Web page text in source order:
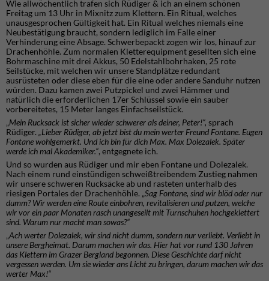
Wie allwöchentlich trafen sich Rüdiger & ich an einem schönen
Freitag um 13 Uhr in Mixnitz zum Klettern. Ein Ritual, welches
unausgesprochen Gültigkeit hat. Ein Ritual welches niemals eine
Neubestätigung braucht, sondern lediglich im Falle einer
Verhinderung eine Absage. Schwerbepackt zogen wir los, hinauf zur
Drachenhöhle. Zum normalen Kletterequipment gesellten sich eine
Bohrmaschine mit drei Akkus, 50 Edelstahlbohrhaken, 25 rote
Seilstücke, mit welchen wir unsere Standplätze redundant
ausrüsteten oder diese eben für die eine oder andere Sanduhr nutzen
würden. Dazu kamen zwei Putzpickel und zwei Hämmer und
natürlich die erforderlichen 17er Schlüssel sowie ein sauber
vorbereitetes, 15 Meter langes Einfachseilstück.
„Mein Rucksack ist sicher wieder schwerer als deiner, Peter!“, sprach
Rüdiger. „Lieber Rüdiger, ab jetzt bist du mein werter Freund Fontane. Eugen
Fontane wohlgemerkt. Und ich bin für dich Max. Max Dolezalek. Später
werde ich mal Akademiker.“, entgegnete ich.
Und so wurden aus Rüdiger und mir eben Fontane und Dolezalek.
Nach einem rund einstündigen schweißtreibendem Zustieg nahmen
wir unsere schweren Rucksäcke ab und rasteten unterhalb des
riesigen Portales der Drachenhöhle. „Sag Fontane, sind wir blöd oder nur
dumm? Wir werden eine Route einbohren, revitalisieren und putzen, welche
wir vor ein paar Monaten rasch unangeseilt mit Turnschuhen hochgeklettert
sind. Warum nur macht man sowas?“
„Ach werter Dolezalek, wir sind nicht dumm, sondern nur verliebt. Verliebt in
unsere Bergheimat. Darum machen wir das. Hier hat vor rund 130 Jahren
das Klettern im Grazer Bergland begonnen. Diese Geschichte darf nicht
vergessen werden. Um sie wieder ans Licht zu bringen, darum machen wir das
werter Max!“